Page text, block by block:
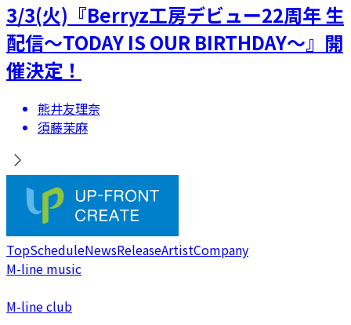
​3/3(火)『Berryz工房デビュー22周年 生
配信～TODAY IS OUR BIRTHDAY～』開
催決定！
熊井友理奈
須藤茉麻
TopScheduleNewsReleaseArtistCompany
M-line music
M-line club